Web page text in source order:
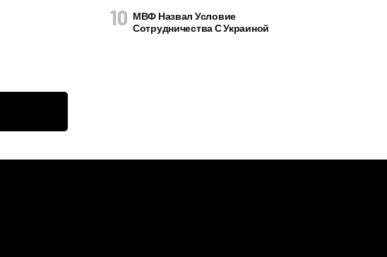
МВФ Назвал Условие
Сотрудничества С Украиной